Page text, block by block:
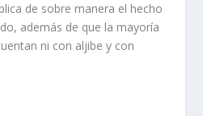
de sobre manera el hecho
además de que la mayoría
ni con aljibe y con